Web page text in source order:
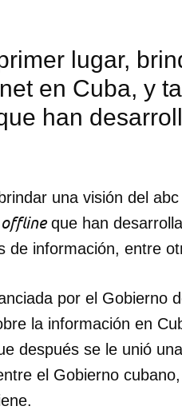
lugar,
en Cuba, y
han
una visión del
offlineque han
de información, entre
por el Gobierno
la información en
después se le unió
el Gobierno